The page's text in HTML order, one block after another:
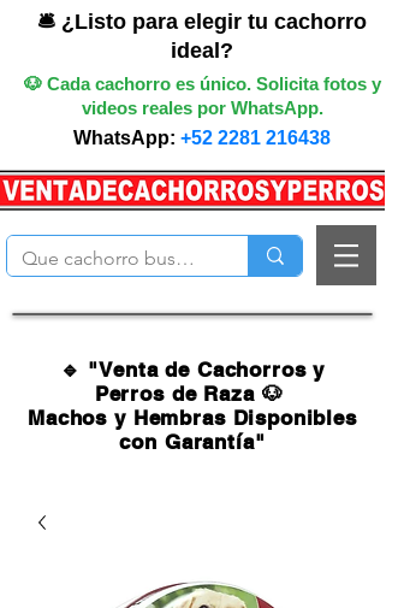
🛎️ ¿Listo para elegir tu cachorro
ideal?
🐶 Cada cachorro es único. Solicita fotos y
videos reales por WhatsApp.
WhatsApp: +52 2281 216438
🔹 "Venta de Cachorros y
Perros de Raza 🐶
Machos y Hembras Disponibles
con Garantía"